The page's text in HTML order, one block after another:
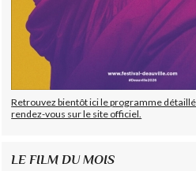
Retrouvez bientôt ici le programme
rendez-vous sur le site officiel.
LE FILM DU MOIS